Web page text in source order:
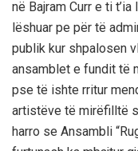
në Bajram Curr e ti
lëshuar pe për të
publik kur shpalosen
ansamblet e fundit të
pse të ishte rritur
artistëve të mirëfilltë
harro se Ansambli